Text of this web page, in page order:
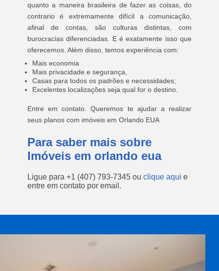
quanto a maneira brasileira de fazer as coisas, do
contrario é extremamente difícil a comunicação,
afinal de contas, são culturas distintas, com
burocracias diferenciadas. E é exatamente isso que
oferecemos. Além disso, temos experiência com:
Mais economia
Mais privacidade e segurança,
Casas para todos os padrões e necessidades;
Excelentes localizações seja qual for o destino.
Entre em contato. Queremos te ajudar a realizar
seus planos com imóveis em Orlando EUA
Para saber mais sobre
Imóveis em orlando eua
Ligue para +1 (407) 793-7345 ou clique aqui e
entre em contato por email.